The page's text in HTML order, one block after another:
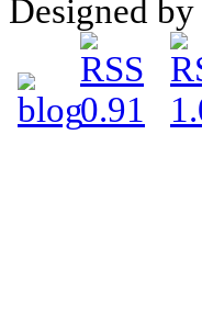
Designed by